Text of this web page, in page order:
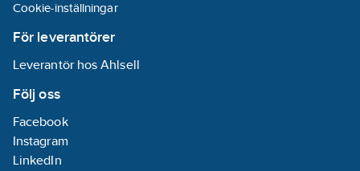
Cookie-inställningar
För leverantörer
Leverantör hos Ahlsell
Följ oss
Facebook
Instagram
LinkedIn